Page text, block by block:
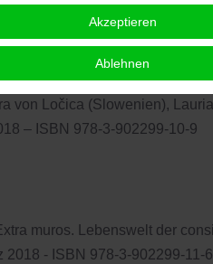
3-902299-09-3
von Macht und
von Ločica (Slowenien),
– ISBN 978-3-902299-10-9
muros. Lebenswelt der
2018 - ISBN 978-3-902299-11-6
Akzeptieren
Ablehnen